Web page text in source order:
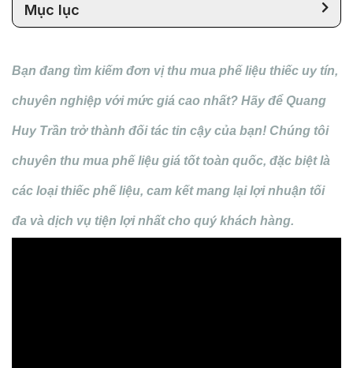
Mục lục
Bạn đang tìm kiếm đơn vị thu mua phế liệu thiếc uy tín,
chuyên nghiệp với mức giá cao nhất? Hãy để Quang
Huy Trần trở thành đối tác tin cậy của bạn! Chúng tôi
chuyên thu mua phế liệu giá tốt toàn quốc, đặc biệt là
các loại thiếc phế liệu, cam kết mang lại lợi nhuận tối
đa và dịch vụ tiện lợi nhất cho quý khách hàng.